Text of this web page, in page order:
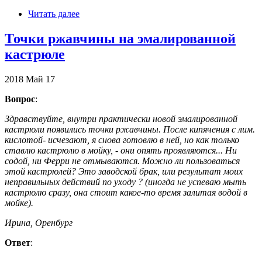
Читать далее
Точки ржавчины на эмалированной
кастрюле
2018 Май 17
Вопрос:
Здравствуйте, внутри практически новой эмалированной
кастрюли появились точки ржавчины. После кипячения с лим.
кислотой- исчезают, я снова готовлю в ней, но как только
ставлю кастрюлю в мойку, - они опять проявляются... Ни
содой, ни Ферри не отмываются. Можно ли пользоваться
этой кастрюлей? Это заводской брак, или результат моих
неправильных действий по уходу ? (иногда не успеваю мыть
кастрюлю сразу, она стоит какое-то время залитая водой в
мойке).
Ирина, Оренбург
Ответ: